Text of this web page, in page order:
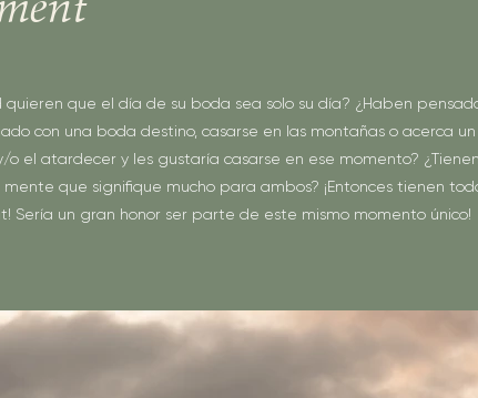
quieren que el día de su boda sea solo su día? ¿Haben
con una boda destino, casarse en las montañas o acerca
o el atardecer y les gustaría casarse en ese momento?
que signifique mucho para ambos? ¡Entonces tienen
Sería un gran honor ser parte de este mismo momento único!